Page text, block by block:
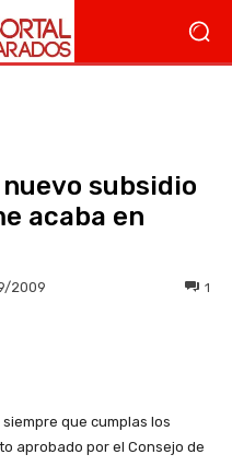
subsidio
acaba en
2009 1
que cumplas los
aprobado por el Consejo de